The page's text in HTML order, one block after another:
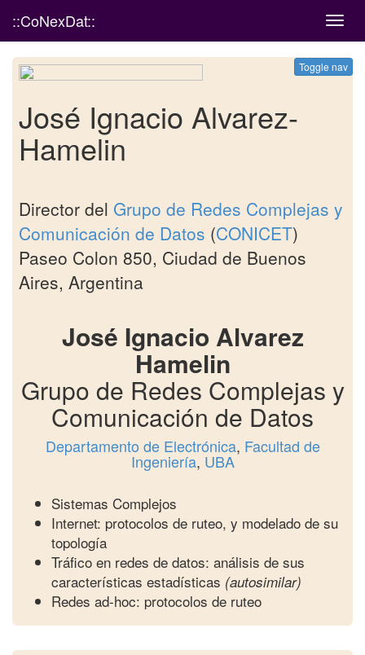
::CoNexDat::
Toggle nav
José Ignacio Alvarez-
Hamelin
Director del Grupo de Redes Complejas y
Comunicación de Datos (CONICET)
Paseo Colon 850, Ciudad de Buenos
Aires, Argentina
José Ignacio Alvarez
Hamelin
Grupo de Redes Complejas y
Comunicación de Datos
Departamento de Electrónica, Facultad de
Ingeniería, UBA
Sistemas Complejos
Internet: protocolos de ruteo, y modelado de su
topología
Tráfico en redes de datos: análisis de sus
características estadísticas (autosimilar)
Redes ad-hoc: protocolos de ruteo